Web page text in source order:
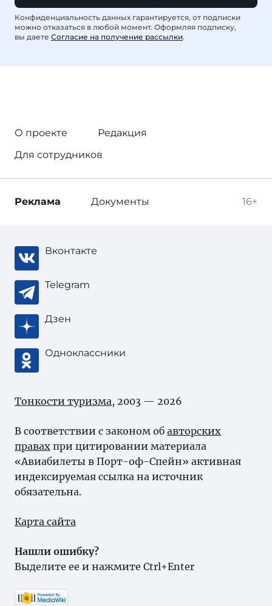
Конфиденциальность данных гарантируется, от подписки
можно отказаться в любой момент. Оформляя подписку,
вы даете Согласие на получение рассылки.
О проекте
Редакция
Для сотрудников
16+
Реклама Документы
Вконтакте
Telegram
Дзен
Одноклассники
Тонкости туризма, 2003 — 2026
В соответствии с законом об авторских
правах при цитировании материала
«Авиабилеты в Порт-оф-Спейн» активная
индексируемая ссылка на источник
обязательна.
Карта сайта
Нашли ошибку?
Выделите ее и нажмите Ctrl+Enter